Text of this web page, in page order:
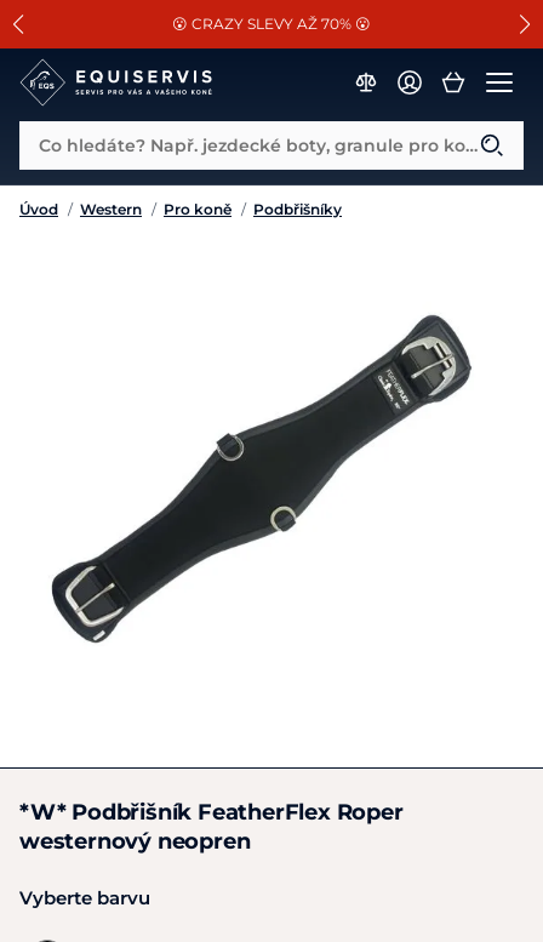
SLEVA 13% na vše od Cassini!
😮 CRAZY SLEVY AŽ 70% 😮
📐Pasování a doplňky k vybraným sedlům ZDARMA 🐴
Co hledáte? Např. jezdecké boty, granule pro koně...
Úvod / Western / Pro koně / Podbřišníky
*W* Podbřišník FeatherFlex Roper
westernový neopren
Vyberte barvu